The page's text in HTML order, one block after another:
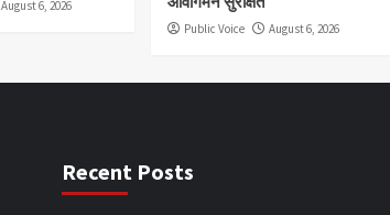
August 6, 2026
Public Voice August 6, 2026
Recent Posts